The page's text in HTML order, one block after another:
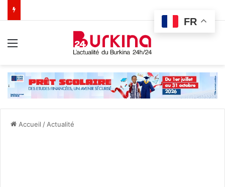
Accueil / Actualité
FR